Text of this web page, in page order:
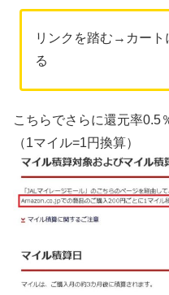
リンクを踏む→カー
る
こちらでさらに還元率0.5
（1マイル=1円換算）